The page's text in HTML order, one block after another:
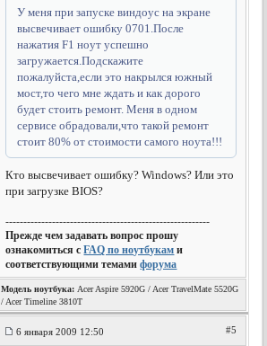
У меня при запуске виндоус на экране
высвечивает ошибку 0701.После
нажатия F1 ноут успешно
загружается.Подскажите
пожалуйста,если это накрылся южный
мост,то чего мне ждать и как дорого
будет стоить ремонт. Меня в одном
сервисе обрадовали,что такой ремонт
стоит 80% от стоимости самого ноута!!!
Кто высвечивает ошибку? Windows? Или это
при загрузке BIOS?
---------------------------------------------------------
Прежде чем задавать вопрос прошу
ознакомиться сFAQ по ноутбукам и
соответствующими темамифорума
Модель ноутбука: Acer Aspire 5920G / Acer TravelMate 5520G
/ Acer Timeline 3810T
6 января 2009 12:50 #5